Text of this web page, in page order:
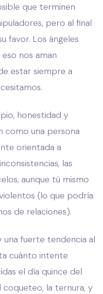
que terminen
pero al final
favor. Los ángeles
nos aman
estar siempre a
honestidad y
como una persona
orientada a
las
aunque tú mismo
(lo que podría
de relaciones).
una fuerte tendencia al
cuánto intente
el día quince del
coqueteo, la ternura, y